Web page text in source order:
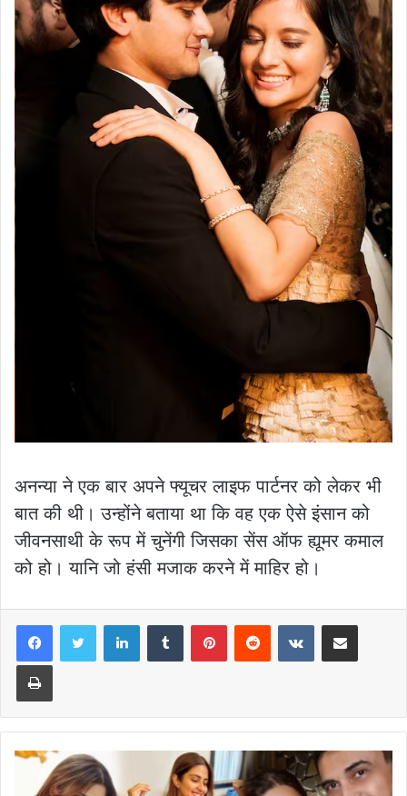
अनन्या ने एक बार अपने फ्यूचर लाइफ पार्टनर को लेकर भी
बात की थी। उन्होंने बताया था कि वह एक ऐसे इंसान को
जीवनसाथी के रूप में चुनेंगी जिसका सेंस ऑफ ह्यूमर कमाल
को हो। यानि जो हंसी मजाक करने में माहिर हो।
LinkedInTumblr PinterestReddit VKontakteShare via Email
Print